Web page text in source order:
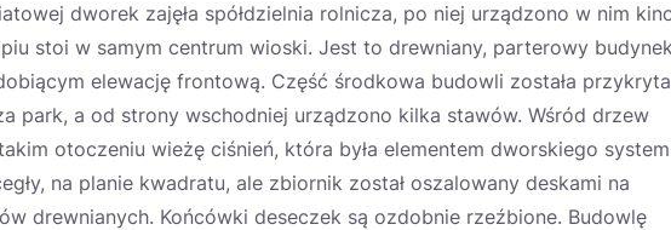
dworek zajęła spółdzielnia rolnicza, po niej urządzono w nim
stoi w samym centrum wioski. Jest to drewniany, parterowy
elewację frontową. Część środkowa budowli została przykryta
park, a od strony wschodniej urządzono kilka stawów. Wśród drzew
otoczeniu wieżę ciśnień, która była elementem dworskiego
na planie kwadratu, ale zbiornik został oszalowany deskami na
drewnianych. Końcówki deseczek są ozdobnie rzeźbione. Budowlę